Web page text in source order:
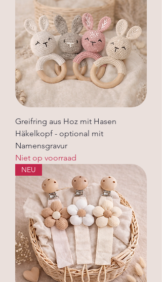
Greifring aus Hoz mit Hasen
Häkelkopf - optional mit
Namensgravur
Niet op voorraad
NEU